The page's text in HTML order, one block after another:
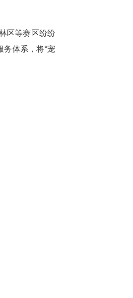
区等赛区纷纷
务体系，将“宠